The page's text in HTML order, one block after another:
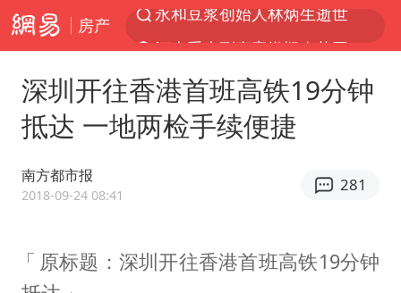
房产
河南重大刑事案嫌疑人落网
浙江上海等地有大雨或暴雨
金饰克价一夜涨回1300元
“不怕六爷挂得多 就怕六爷挂一颗”
深圳开往香港首班高铁19分钟
抵达 一地两检手续便捷
南方都市报
2018-09-24 08:41
281
原标题：深圳开往香港首班高铁19分钟